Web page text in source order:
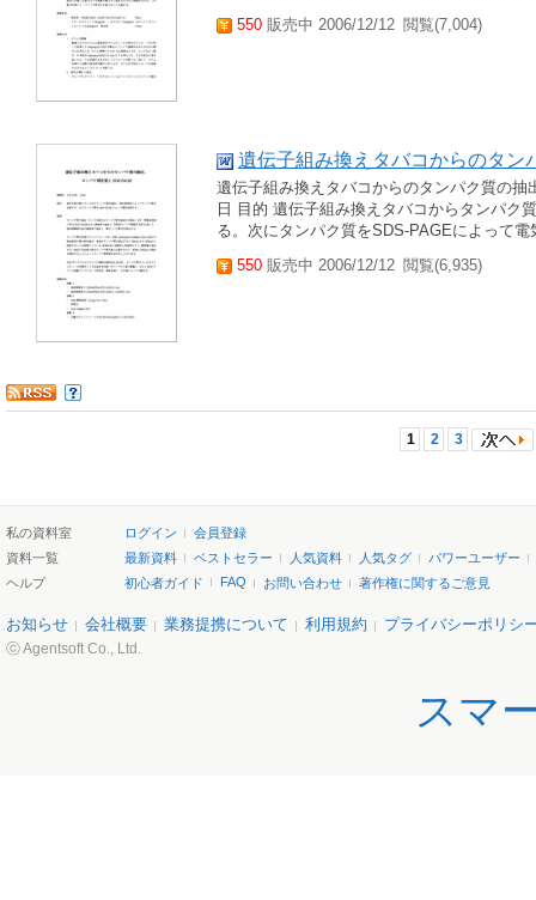
550 販売中 2006/12/12 閲覧(7,004)
遺伝子組み換えタバコからのタン
遺伝子組み換えタバコからのタンパク質の
日 目的 遺伝子組み換えタバコからタンパク
る。次にタンパク質をSDS-PAGEによって
550 販売中 2006/12/12 閲覧(6,935)
1 2 3
私の資料室 ログイン
会員登録
資料一覧
最新資料 ベストセラー 人気資料 人気タグ
パワーユーザー
ヘルプ
初心者ガイド FAQ お問い合わせ 著作権に関するご意見
お知らせ 会社概要 業務提携について 利用規約 プライバシーポリシ
ⓒ Agentsoft Co., Ltd.
スマ